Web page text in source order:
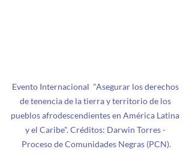
Evento Internacional  "Asegurar los derechos
de tenencia de la tierra y territorio de los
pueblos afrodescendientes en América Latina
y el Caribe". Créditos: Darwin Torres -
Proceso de Comunidades Negras (PCN).